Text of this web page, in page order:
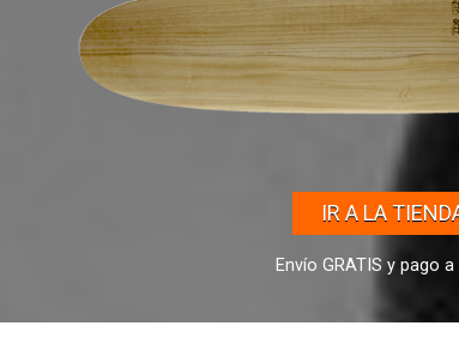
IR A LA
Envío GRATIS y pago